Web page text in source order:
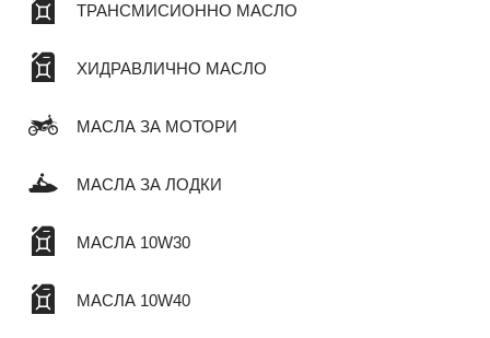
ТРАНСМИСИОННО МАСЛО
ХИДРАВЛИЧНО МАСЛО
МАСЛА ЗА МОТОРИ
МАСЛА ЗА ЛОДКИ
МАСЛА 10W30
МАСЛА 10W40